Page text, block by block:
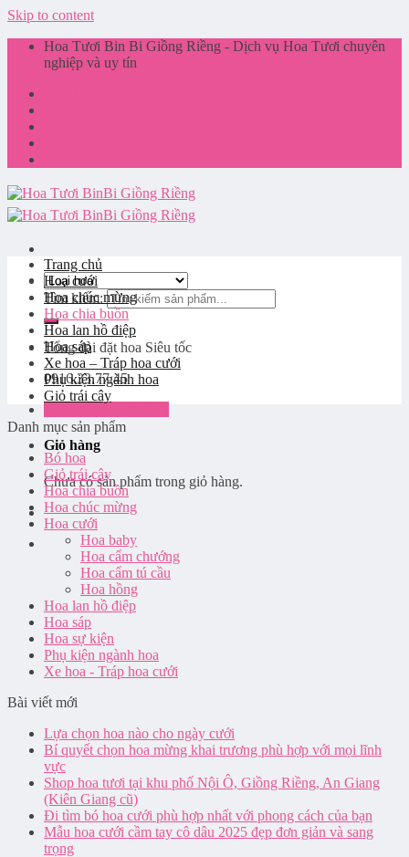
Skip to content
Hoa Tươi Bin Bi Giồng Riềng - Dịch vụ Hoa Tươi chuyên
nghiệp và uy tín
Tìm kiếm:
Tổng đài đặt hoa Siêu tốc
0916.33.77.45
Giỏ hàng
Chưa có sản phẩm trong giỏ hàng.
Trang chủ
Hoa cưới
Hoa chúc mừng
Hoa chia buồn
Hoa lan hồ điệp
Hoa sáp
Xe hoa – Tráp hoa cưới
Phụ kiện ngành hoa
Giỏ trái cây
Danh mục sản phẩm
Bó hoa
Giỏ trái cây
Hoa chia buồn
Hoa chúc mừng
Hoa cưới
Hoa baby
Hoa cẩm chướng
Hoa cẩm tú cầu
Hoa hồng
Hoa lan hồ điệp
Hoa sáp
Hoa sự kiện
Phụ kiện ngành hoa
Xe hoa - Tráp hoa cưới
Bài viết mới
Lựa chọn hoa nào cho ngày cưới
Bí quyết chọn hoa mừng khai trương phù hợp với mọi lĩnh
vực
Shop hoa tươi tại khu phố Nội Ô, Giồng Riềng, An Giang
(Kiên Giang cũ)
Đi tìm bó hoa cưới phù hợp nhất với phong cách của bạn
Mẫu hoa cưới cầm tay cô dâu 2025 đẹp đơn giản và sang
trọng